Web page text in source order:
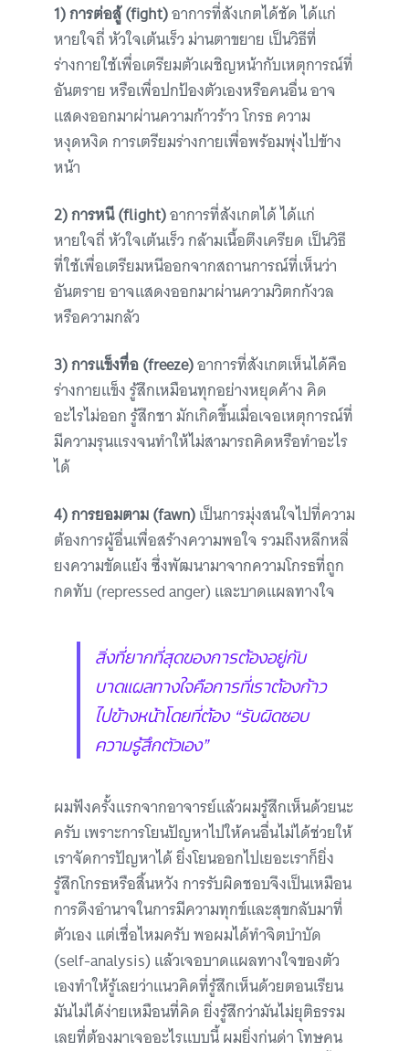
1) การต่อสู้ (fight)อาการที่สังเกตได้ชัด ได้แก่
หายใจถี่ หัวใจเต้นเร็ว ม่านตาขยาย เป็นวิธีที่
ร่างกายใช้เพื่อเตรียมตัวเผชิญหน้ากับเหตุการณ์ที่
อันตราย หรือเพื่อปกป้องตัวเองหรือคนอื่น อาจ
แสดงออกมาผ่านความก้าวร้าว โกรธ ความ
หงุดหงิด การเตรียมร่างกายเพื่อพร้อมพุ่งไปข้าง
หน้า
2) การหนี (flight)อาการที่สังเกตได้ ได้แก่
หายใจถี่ หัวใจเต้นเร็ว กล้ามเนื้อตึงเครียด เป็นวิธี
ที่ใช้เพื่อเตรียมหนีออกจากสถานการณ์ที่เห็นว่า
อันตราย อาจแสดงออกมาผ่านความวิตกกังวล
หรือความกลัว
3) การแข็งทื่อ (freeze)อาการที่สังเกตเห็นได้คือ
ร่างกายแข็ง รู้สึกเหมือนทุกอย่างหยุดค้าง คิด
อะไรไม่ออก รู้สึกชา มักเกิดขึ้นเมื่อเจอเหตุการณ์ที่
มีความรุนแรงจนทำให้ไม่สามารถคิดหรือทำอะไร
ได้
4) การยอมตาม (fawn)เป็นการมุ่งสนใจไปที่ความ
ต้องการผู้อื่นเพื่อสร้างความพอใจ รวมถึงหลีกหลี่
ยงความขัดแย้ง ซึ่งพัฒนามาจากความโกรธที่ถูก
กดทับ (repressed anger) และบาดแผลทางใจ
สิ่งที่ยากที่สุดของการต้องอยู่กับ
บาดแผลทางใจคือการที่เราต้องก้าว
ไปข้างหน้าโดยที่ต้อง “รับผิดชอบ
ความรู้สึกตัวเอง”
ผมฟังครั้งแรกจากอาจารย์แล้วผมรู้สึกเห็นด้วยนะ
ครับ เพราะการโยนปัญหาไปให้คนอื่นไม่ได้ช่วยให้
เราจัดการปัญหาได้ ยิ่งโยนออกไปเยอะเราก็ยิ่ง
รู้สึกโกรธหรือสิ้นหวัง การรับผิดชอบจึงเป็นเหมือน
การดึงอำนาจในการมีความทุกข์และสุขกลับมาที่
ตัวเอง แต่เชื่อไหมครับ พอผมได้ทำจิตบำบัด
(self-analysis) แล้วเจอบาดแผลทางใจของตัว
เองทำให้รู้เลยว่าแนวคิดที่รู้สึกเห็นด้วยตอนเรียน
มันไม่ได้ง่ายเหมือนที่คิด ยิ่งรู้สึกว่ามันไม่ยุติธรรม
เลยที่ต้องมาเจออะไรแบบนี้ ผมยิ่งก่นด่า โทษคน